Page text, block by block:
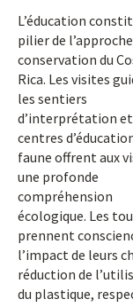
L’éducation
pilier de
conservation du
Rica. Les visites
les sentiers
d’interprétation
centres
faune offrent aux
une profonde
compréhension
écologique. Les
prennent
l’impact de leurs
réduction de
du plastique,